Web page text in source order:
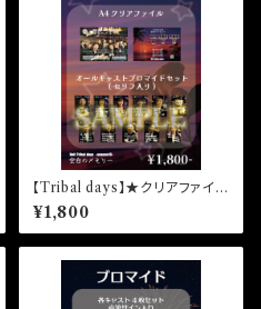
【Tribal days】★クリアファイル
＆プロマイド unit Tribal days
-season10-「空白のメモリー」
¥1,800